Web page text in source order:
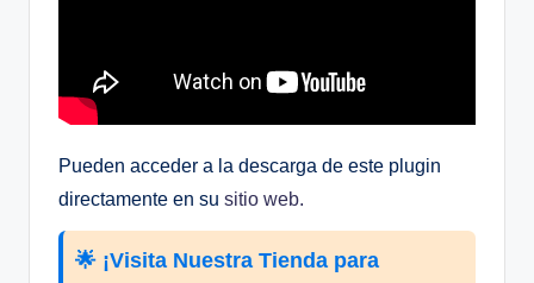
Pueden acceder a la descarga de este plugin
directamente en su sitio web.
🌟 ¡Visita Nuestra Tienda para